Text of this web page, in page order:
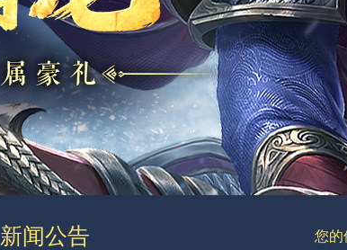
新闻公告 您的